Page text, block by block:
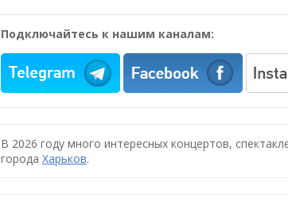
Подключайтесь к нашим каналам:
В 2026 году много интересных концертов,
города Харьков.